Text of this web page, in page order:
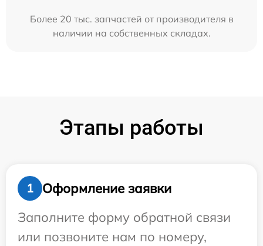
Более 20 тыс. запчастей от производителя в
наличии на собственных складах.
Этапы работы
1
Оформление заявки
Заполните форму обратной связи
или позвоните нам по номеру,